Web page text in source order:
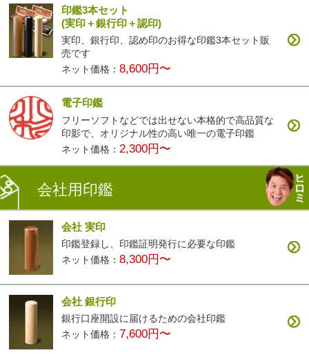
印鑑3本セット
(実印＋銀行印＋認印)
実印、銀行印、認め印のお得な印鑑3本セット販
売です
ネット価格：8,600円〜
電子印鑑
フリーソフトなどでは出せない本格的で高品質な
印影で、オリジナル性の高い唯一の電子印鑑
ネット価格： 2,300円〜
会社用印鑑
会社 実印
印鑑登録し、印鑑証明発行に必要な印鑑
ネット価格：8,300円〜
会社 銀行印
銀行口座開設に届けるための会社印鑑
ネット価格： 7,600円〜